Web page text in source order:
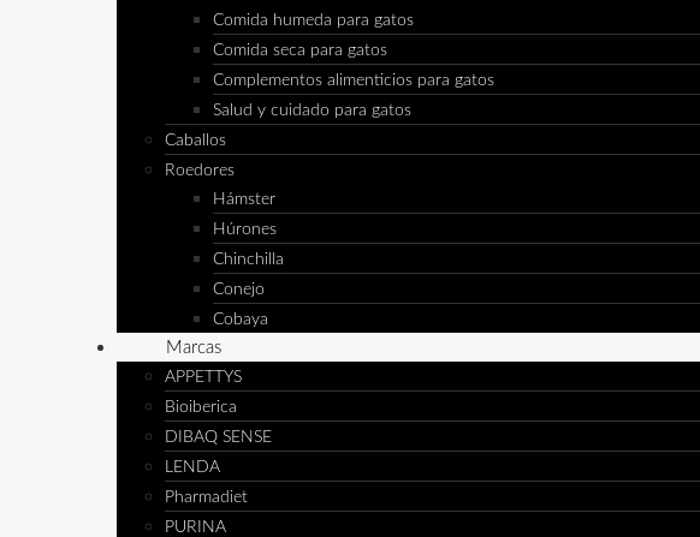
Comida humeda para gatos
Comida seca para gatos
Complementos alimenticios para gatos
Salud y cuidado para gatos
Caballos
Roedores
Hámster
Húrones
Chinchilla
Conejo
Cobaya
Marcas
APPETTYS
Bioiberica
DIBAQ SENSE
LENDA
Pharmadiet
PURINA